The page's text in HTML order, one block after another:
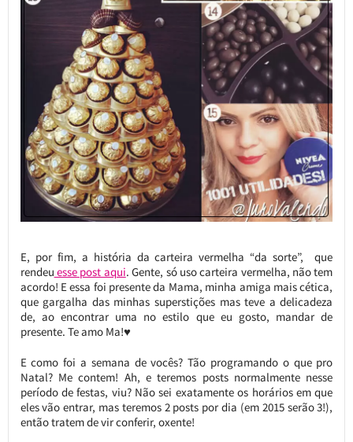
E, por fim, a história da carteira vermelha “da sorte”, que
rendeu esse post aqui. Gente, só uso carteira vermelha, não tem
acordo! E essa foi presente da Mama, minha amiga mais cética,
que gargalha das minhas superstições mas teve a delicadeza
de, ao encontrar uma no estilo que eu gosto, mandar de
presente. Te amo Ma!♥
E como foi a semana de vocês? Tão programando o que pro
Natal? Me contem! Ah, e teremos posts normalmente nesse
período de festas, viu? Não sei exatamente os horários em que
eles vão entrar, mas teremos 2 posts por dia (em 2015 serão 3!),
então tratem de vir conferir, oxente!